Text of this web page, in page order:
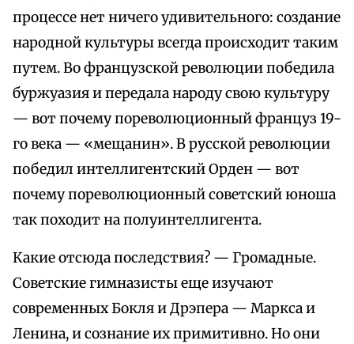
процессе нет ничего удивительного: создание
народной культуры всегда происходит таким
путем. Во французской революции победила
буржуазия и передала народу свою культуру
— вот почему пореволюционный француз 19-
го века — «мещанин». В русской революции
победил интеллигентский Орден — вот
почему пореволюционный советский юноша
так походит на полуинтеллигента.
Какие отсюда последствия? — Громадные.
Советские гимназисты еще изучают
современных Бокля и Дрэпера — Маркса и
Ленина, и сознание их примитивно. Но они